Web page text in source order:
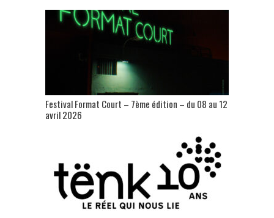
Festival Format Court – 7ème édition – du 08 au 12
avril 2026